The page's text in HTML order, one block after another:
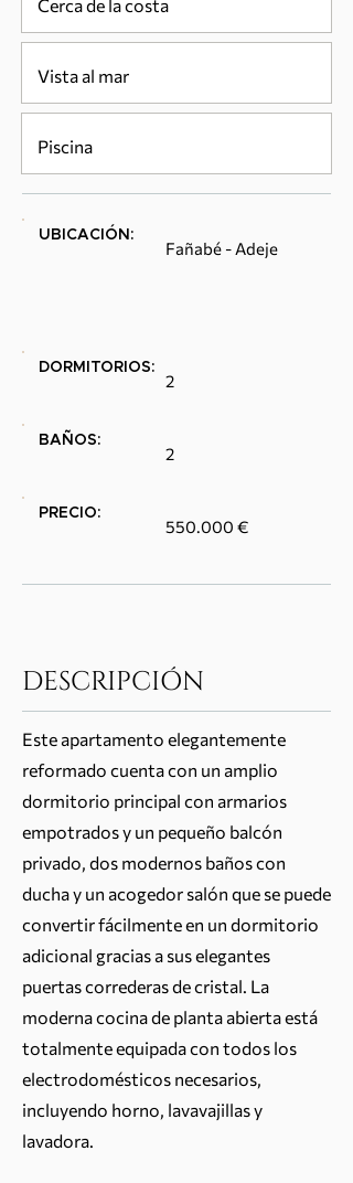
Cerca de la costa
Vista al mar
Piscina
UBICACIÓN:
Fañabé - Adeje
DORMITORIOS:
2
BAÑOS:
2
PRECIO:
550.000 €
DESCRIPCIÓN
Este apartamento elegantemente
reformado cuenta con un amplio
dormitorio principal con armarios
empotrados y un pequeño balcón
privado, dos modernos baños con
ducha y un acogedor salón que se puede
convertir fácilmente en un dormitorio
adicional gracias a sus elegantes
puertas correderas de cristal. La
moderna cocina de planta abierta está
totalmente equipada con todos los
electrodomésticos necesarios,
incluyendo horno, lavavajillas y
lavadora.